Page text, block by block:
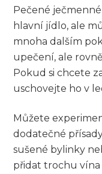
Pečené
hlavní jídlo, ale​
mnoha dalším
upečení, ale
Pokud si chcete
uschovejte ho v
Můžete
dodatečné
sušené bylinky
přidat trochu